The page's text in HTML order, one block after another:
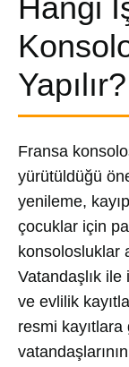
Hangi
Yapılır?
Fransa
yürütüldüğü
yenileme,
çocuklar için
konsolosluklar
Vatandaşlık
ve evlilik
resmi kayıtlara